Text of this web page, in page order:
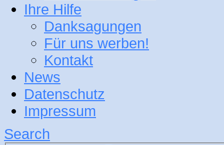
Ihre Hilfe
Danksagungen
Für uns werben!
Kontakt
News
Datenschutz
Impressum
Search